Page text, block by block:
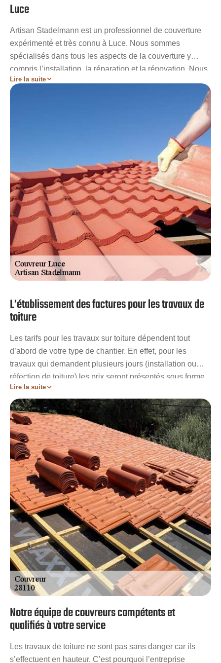
Luce
Artisan Stadelmann est un professionnel de couverture
expérimenté et très connu à Luce. Nous sommes
spécialisés dans tous les aspects de la couverture y
compris l’installation, la réparation et la rénovation. Nous
offrons des services irréprochables à nos clients en
mettant en avant l’importance de leurs demandes et
exigences. Avec une garantie de satisfaction à 100 %,
nous sommes votre professionnel de votre confiance.
Nous avons une équipe de couvreurs compétents et
passionnés qui travaillent dur pour garantir que chaque
projet est exécuté avec précision et efficacité.
Lire la suite
L’établissement des factures pour les travaux de
toiture
Les tarifs pour les travaux sur toiture dépendent tout
d’abord de votre type de chantier. En effet, pour les
travaux qui demandent plusieurs jours (installation ou
réfection de toiture) les prix seront présentés sous forme
de forfait. Les travaux réguliers et ponctuels (réparation
ou entretien de toit) auront des tarifs dépendant de
l’horaire d’intervention. Cependant, inutile de vous
soucier du prix car les tarifs de Artisan Stadelmann ne
vous laisseront pas indifférents. Avec nos services vous
bénéficierez toujours des meilleures prestations et
résultats. Nous vous invitons alors à découvrir nos offres
en faisant vos demandes de devis.
Lire la suite
Notre équipe de couvreurs compétents et
qualifiés à votre service
Les travaux de toiture ne sont pas sans danger car ils
s’effectuent en hauteur. C’est pourquoi l’entreprise